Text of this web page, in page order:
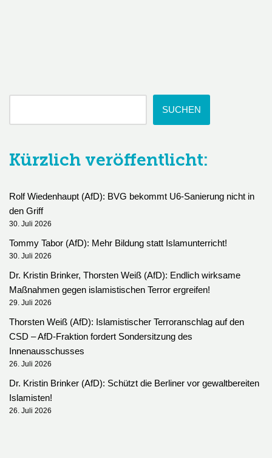
SUCHEN
Kürzlich veröffentlicht:
Rolf Wiedenhaupt (AfD): BVG bekommt U6-Sanierung nicht in
den Griff
30. Juli 2026
Tommy Tabor (AfD): Mehr Bildung statt Islamunterricht!
30. Juli 2026
Dr. Kristin Brinker, Thorsten Weiß (AfD): Endlich wirksame
Maßnahmen gegen islamistischen Terror ergreifen!
29. Juli 2026
Thorsten Weiß (AfD): Islamistischer Terroranschlag auf den
CSD – AfD-Fraktion fordert Sondersitzung des
Innenausschusses
26. Juli 2026
Dr. Kristin Brinker (AfD): Schützt die Berliner vor gewaltbereiten
Islamisten!
26. Juli 2026